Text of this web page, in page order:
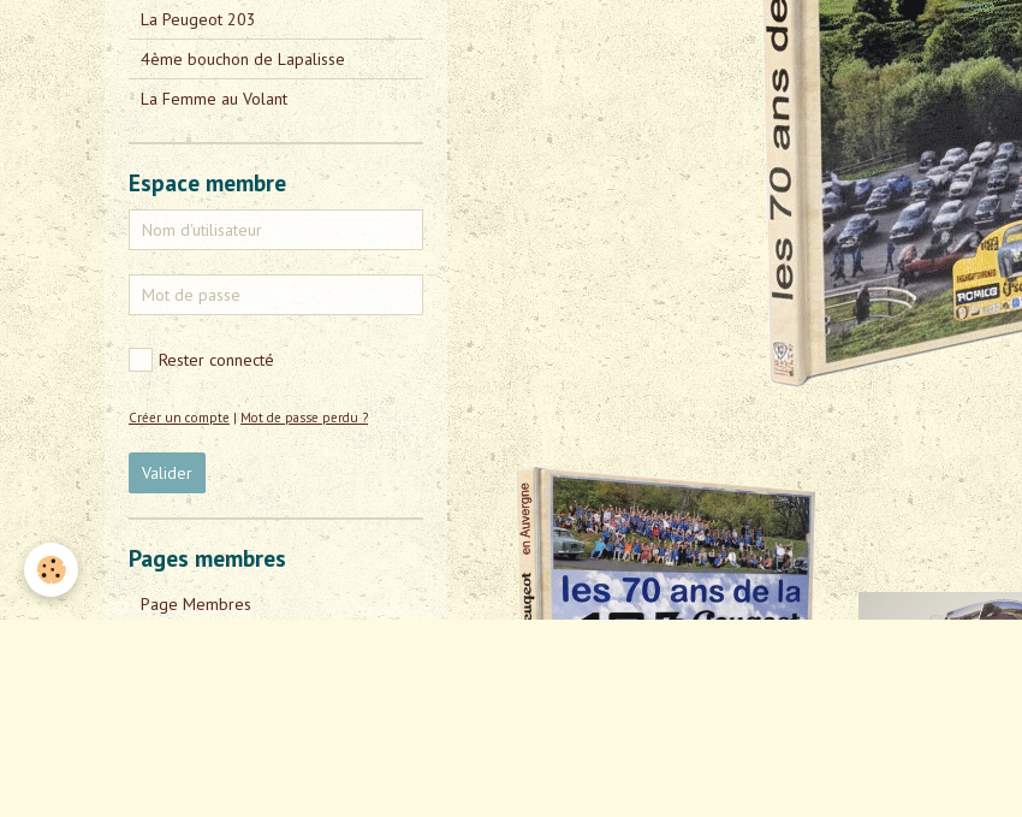
La Peugeot 203
4ème bouchon de Lapalisse
La Femme au Volant
Espace membre
Rester connecté
Créer un compte |Mot de passe perdu ?
Valider
Pages membres
Page Membres